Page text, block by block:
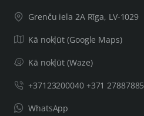
Grenču iela 2A Rīga, LV-1029
Kā nokļūt (Google Maps)
Kā nokļūt (Waze)
+37123200040 +371 27887885
WhatsApp